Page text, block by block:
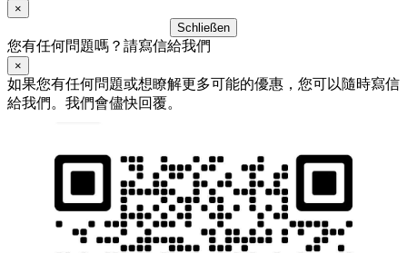
×
Schließen
您有任何問題嗎？請寫信給我們
×
如果您有任何問題或想瞭解更多可能的優惠，您可以隨時寫信
給我們。我們會儘快回覆。